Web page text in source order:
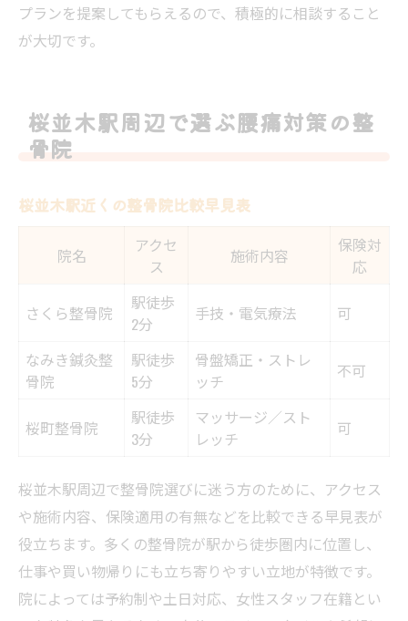
プランを提案してもらえるので、積極的に相談すること
が大切です。
桜並木駅周辺で選ぶ腰痛対策の整
骨院
桜並木駅近くの整骨院比較早見表
院名
アクセ
ス
施術内容
保険対
応
さくら整骨院
駅徒歩
2分
手技・電気療法 可
なみき鍼灸整
骨院
駅徒歩
5分
骨盤矯正・ストレ
ッチ
不可
桜町整骨院
駅徒歩
3分
マッサージ／スト
レッチ
可
桜並木駅周辺で整骨院選びに迷う方のために、アクセス
や施術内容、保険適用の有無などを比較できる早見表が
役立ちます。多くの整骨院が駅から徒歩圏内に位置し、
仕事や買い物帰りにも立ち寄りやすい立地が特徴です。
院によっては予約制や土日対応、女性スタッフ在籍とい